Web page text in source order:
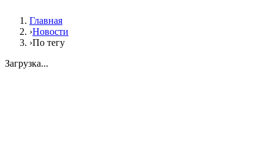
Главная
›Новости
›По тегу
Загрузка...